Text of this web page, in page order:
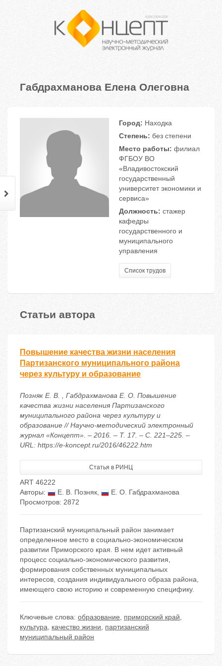
Габдрахманова Елена Олеговна
Город: Находка
Степень: без степени
Место работы: филиал
ФГБОУ ВО
«Владивостокский
государственный
университет экономики и
сервиса»
Должность: стажер
кафедры
государственного и
муниципального
управления
Список трудов
Статьи автора
Повышение качества жизни населения
Партизанского муниципального района
через культуру и образование
Позняк Е. В. , Габдрахманова Е. О. Повышение
качества жизни населения Партизанского
муниципального района через культуру и
образование // Научно-методический электронный
журнал «Концепт». – 2016. – Т. 17. – С. 221–225. –
URL: https://e-koncept.ru/2016/46222.htm
Статья в РИНЦ
ART 46222
Авторы:
Е. В. Позняк,
Е. О. Габдрахманова
Просмотров: 2872
Партизанский муниципальный район занимает
определенное место в социально-экономическом
развитии Приморского края. В нем идет активный
процесс социально-экономического развития,
формирования собственных муниципальных
интересов, создания индивидуального образа района,
имеющего свою историю и современную специфику.
Ключевые слова: образование, приморский край,
культура, качество жизни, партизанский
муниципальный район